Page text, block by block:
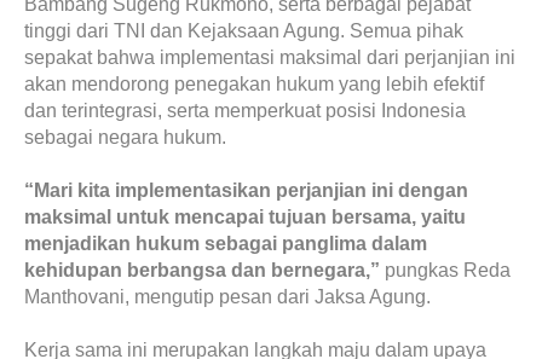
Bambang Sugeng Rukmono, serta berbagai pejabat
tinggi dari TNI dan Kejaksaan Agung. Semua pihak
sepakat bahwa implementasi maksimal dari perjanjian ini
akan mendorong penegakan hukum yang lebih efektif
dan terintegrasi, serta memperkuat posisi Indonesia
sebagai negara hukum.
“Mari kita implementasikan perjanjian ini dengan
maksimal untuk mencapai tujuan bersama, yaitu
menjadikan hukum sebagai panglima dalam
kehidupan berbangsa dan bernegara,” pungkas Reda
Manthovani, mengutip pesan dari Jaksa Agung.
Kerja sama ini merupakan langkah maju dalam upaya